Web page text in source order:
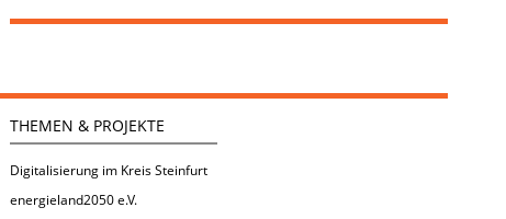
THEMEN & PROJEKTE
Digitalisierung im Kreis Steinfurt
energieland2050 e.V.